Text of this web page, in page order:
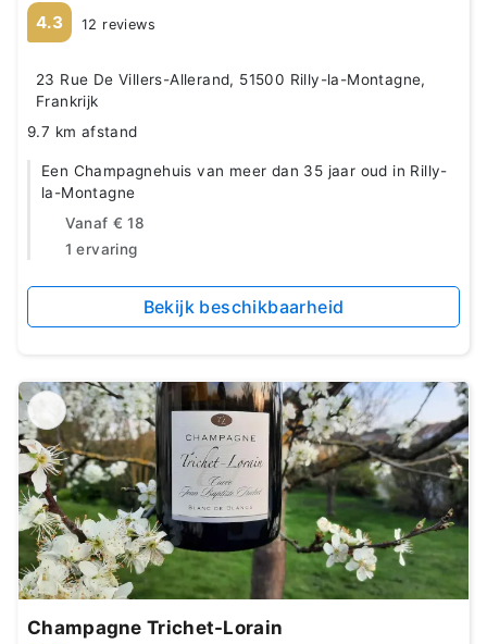
4.3 12 reviews
23 Rue De Villers-Allerand, 51500 Rilly-la-Montagne,
Frankrijk
9.7 km afstand
Een Champagnehuis van meer dan 35 jaar oud in Rilly-
la-Montagne
Vanaf € 18
1 ervaring
Bekijk beschikbaarheid
Champagne Trichet-Lorain